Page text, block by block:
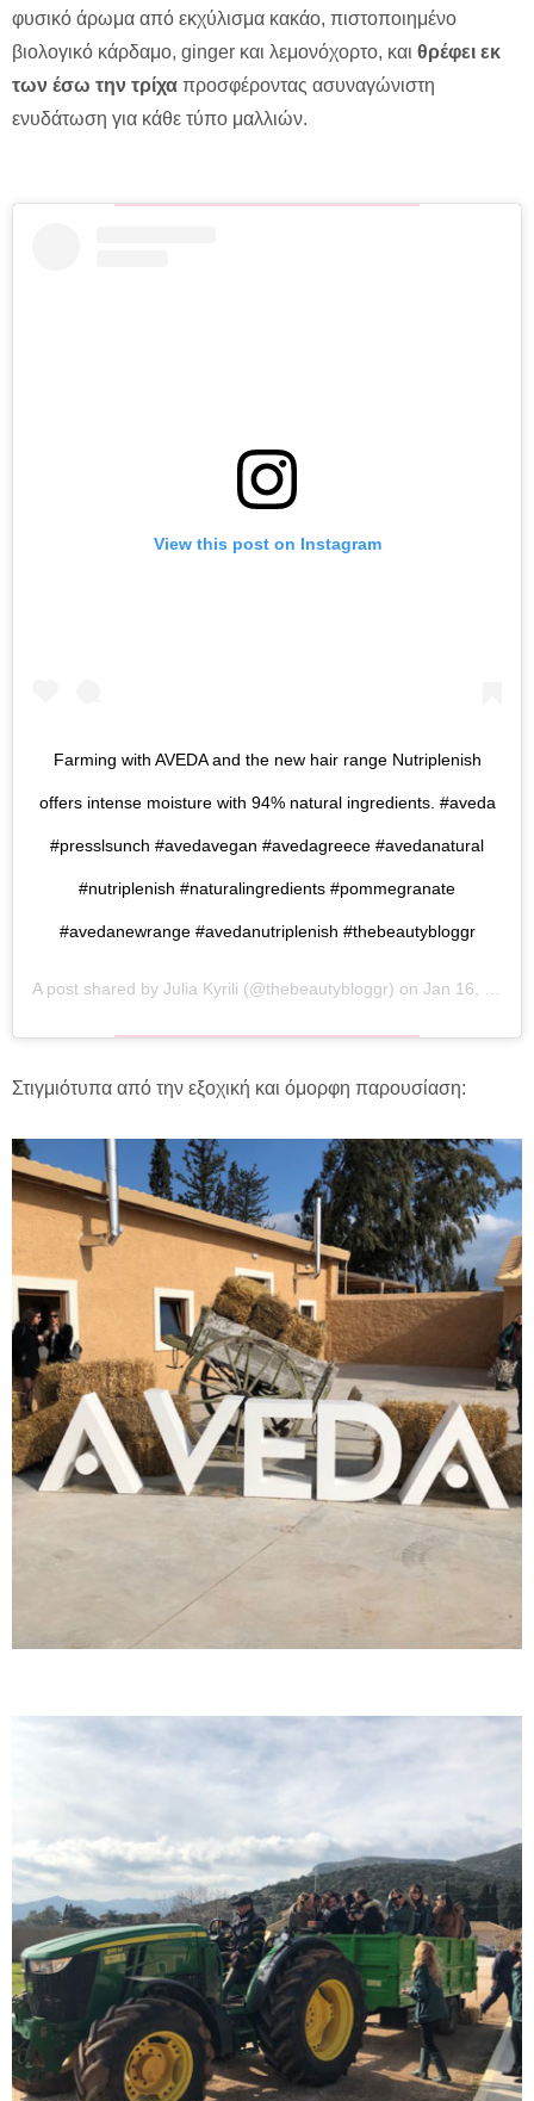
φυσικό άρωμα από εκχύλισμα κακάο, πιστοποιημένο
βιολογικό κάρδαμο, ginger και λεμονόχορτο, και θρέφει εκ
των έσω την τρίχα προσφέροντας ασυναγώνιστη
ενυδάτωση για κάθε τύπο μαλλιών.
View this post on Instagram
Farming with AVEDA and the new hair range Nutriplenish
offers intense moisture with 94% natural ingredients. #aveda
#presslsunch #avedavegan #avedagreece #avedanatural
#nutriplenish #naturalingredients #pommegranate
#avedanewrange #avedanutriplenish #thebeautybloggr
A post shared by Julia Kyrili (@thebeautybloggr) on Jan 16, 2020 at 8:54am PST
Στιγμιότυπα από την εξοχική και όμορφη παρουσίαση: